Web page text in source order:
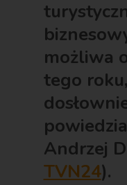
możliwa
tego
Andrzej
TVN24).